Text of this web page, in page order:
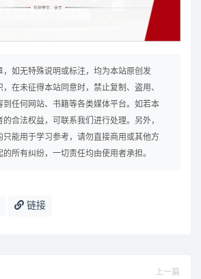
，如无特殊说明或标注，均为本站原创发
在未征得本站同意时，禁止复制、盗用、
到任何网站、书籍等各类媒体平台。如若本
合法权益，可联系我们进行处理。另外，
只能用于学习参考，请勿直接商用或其他方
所有纠纷，一切责任均由使用者承担。
链接
上一篇